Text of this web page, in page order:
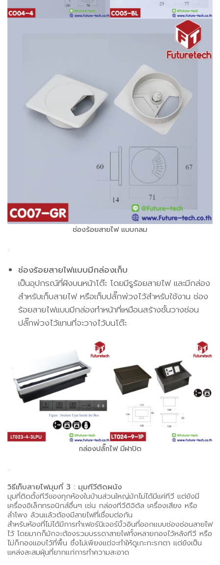
ช่องร้อยสายไฟ แบบกลม
.
ช่องร้อยสายไฟแบบมีกล่องเก็บ
เป็นอุปกรณ์ที่ฝังบนหน้าโต๊ะ โดยมีรูร้อยสายไฟ และมีกล่อง
สำหรับเก็บสายไฟ หรือเก็บปลั๊กพ่วงไว้สำหรับใช้งาน ช่อง
ร้อยสายไฟแบบมีกล่องทำหน้าที่เหมือนสร้างชั้นวางซ่อน
ปลั๊กพ่วงไว้แทนที่จะวางไว้บนโต๊ะ
กล่องปลั๊กไฟ มีฝาปิด
.
วิธีเก็บสายไฟมุมที่ 3 : มุมทีวีติดผนัง
มุมที่ติดตั้งทีวีของทุกห้องในบ้านส่วนใหญ่มักไม่ได้มีแค่ทีวี แต่ยังมี
เครื่องอิเล็กทรอนิกส์อื่นๆ เช่น กล่องทีวีดิจิตัล เครื่องเสียง หรือ
ลำโพง ล้วนแล้วต้องมีสายไฟที่เชื่อมต่อกัน
สำหรับห้องที่ไม่ได้มีการทำเฟอร์นิเจอร์บิ้วอินที่ออกแบบช่องซ่อนสายไฟ
ไว้ โดยมากก็มักจะต้องรวมบรรดาสายไฟทั้งหลายกองไว้หลังทีวี หรือ
ไม่ก็กองแอบไว้ที่พื้น ซึ่งไม่เพียงแต่จะทำให้ดูเกะกะรกตา แต่ยังเป็น
แหล่งสะสมฝุ่นที่ยากแก่การทำความสะอาด